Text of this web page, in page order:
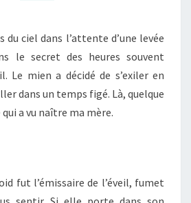
du ciel dans l’attente d’une levée
le secret des heures souvent
Le mien a décidé de s’exiler en
dans un temps figé. Là, quelque
a vu naître ma mère.
fut l’émissaire de l’éveil, fumet